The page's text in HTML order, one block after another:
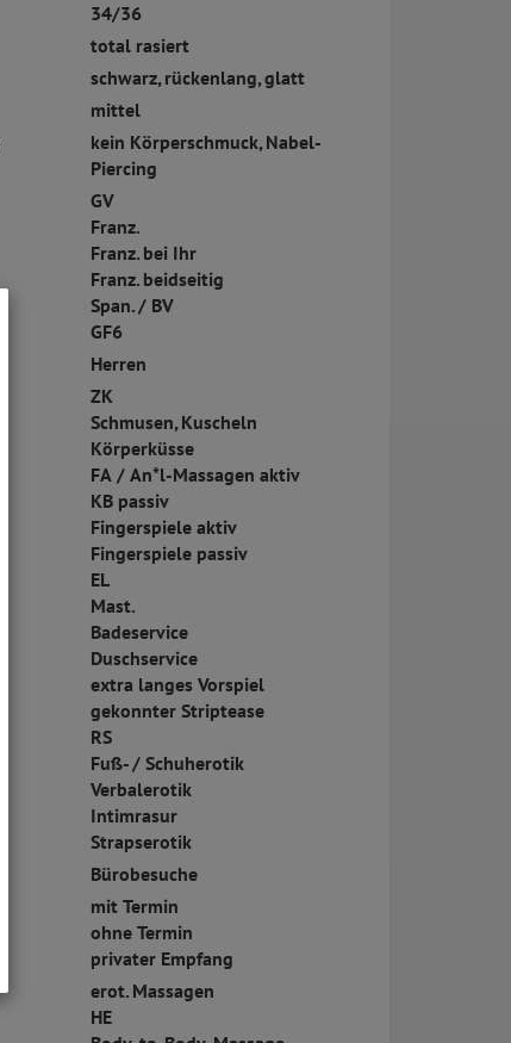
34/36
total rasiert
schwarz, rückenlang, glatt
mittel
kein Körperschmuck, Nabel-
Piercing
GV
Franz.
Franz. bei Ihr
Franz. beidseitig
Span. / BV
GF6
Herren
ZK
Schmusen, Kuscheln
Körperküsse
FA / An*l-Massagen aktiv
KB passiv
Fingerspiele aktiv
Fingerspiele passiv
EL
Mast.
Badeservice
Duschservice
extra langes Vorspiel
gekonnter Striptease
RS
Fuß- / Schuherotik
Verbalerotik
Intimrasur
Strapserotik
Bürobesuche
mit Termin
ohne Termin
privater Empfang
erot. Massagen
HE